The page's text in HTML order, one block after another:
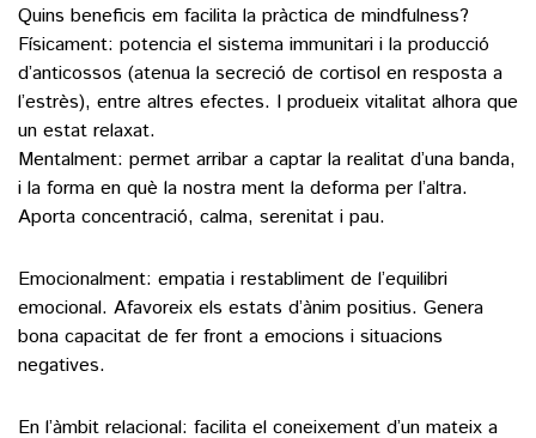
Quins beneficis em facilita la pràctica de mindfulness?
Físicament: potencia el sistema immunitari i la producció
d’anticossos (atenua la secreció de cortisol en resposta a
l’estrès), entre altres efectes. I produeix vitalitat alhora que
un estat relaxat.
Mentalment: permet arribar a captar la realitat d’una banda,
i la forma en què la nostra ment la deforma per l’altra.
Aporta concentració, calma, serenitat i pau.
Emocionalment: empatia i restabliment de l’equilibri
emocional. Afavoreix els estats d’ànim positius. Genera
bona capacitat de fer front a emocions i situacions
negatives.
En l’àmbit relacional: facilita el coneixement d’un mateix a